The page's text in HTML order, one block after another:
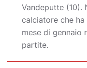
Vandeputte (10).
calciatore che
mese di gennaio
partite.